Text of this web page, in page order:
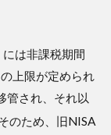
は非課税期間
上限が定められ
管され、それ以
のため、旧NISA